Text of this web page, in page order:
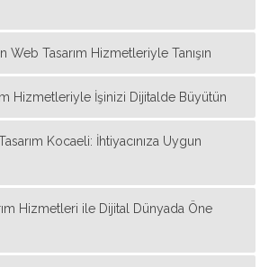
Web Tasarım Hizmetleriyle Tanışın
Hizmetleriyle İşinizi Dijitalde Büyütün
Kocaeli: İhtiyacınıza Uygun
Hizmetleri ile Dijital Dünyada Öne